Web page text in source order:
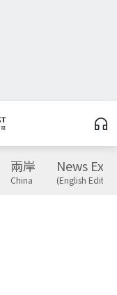
兩岸
China
News
(English